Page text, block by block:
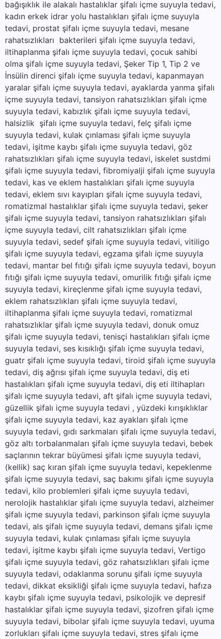
bağışıklık ile alakalı hastalıklar şifalı içme suyuyla tedavi,
kadın erkek idrar yolu hastalıkları şifalı içme suyuyla
tedavi, prostat şifalı içme suyuyla tedavi, mesane
rahatsızlıkları bakterileri şifalı içme suyuyla tedavi,
iltihaplanma şifalı içme suyuyla tedavi, çocuk sahibi
olma şifalı içme suyuyla tedavi, Şeker Tip 1, Tip 2 ve
İnsülin direnci şifalı içme suyuyla tedavi, kapanmayan
yaralar şifalı içme suyuyla tedavi, ayaklarda yanma şifalı
içme suyuyla tedavi, tansiyon rahatsızlıkları şifalı içme
suyuyla tedavi, kabızlık şifalı içme suyuyla tedavi,
halsizlik şifalı içme suyuyla tedavi, felç şifalı içme
suyuyla tedavi, kulak çınlaması şifalı içme suyuyla
tedavi, işitme kaybı şifalı içme suyuyla tedavi, göz
rahatsızlıkları şifalı içme suyuyla tedavi, iskelet sustdmi
şifalı içme suyuyla tedavi, fibromiyalji şifalı içme suyuyla
tedavi, kas ve eklem hastalıkları şifalı içme suyuyla
tedavi, eklem sıvı kayıpları şifalı içme suyuyla tedavi,
romatizmal hastalıklar şifalı içme suyuyla tedavi, şeker
şifalı içme suyuyla tedavi, tansiyon rahatsızlıkları şifalı
içme suyuyla tedavi, cilt rahatsızlıkları şifalı içme
suyuyla tedavi, sedef şifalı içme suyuyla tedavi, vitiligo
şifalı içme suyuyla tedavi, egzama şifalı içme suyuyla
tedavi, mantar bel fıtığı şifalı içme suyuyla tedavi, boyun
fıtığı şifalı içme suyuyla tedavi, omurilik fıtığı şifalı içme
suyuyla tedavi, kireçlenme şifalı içme suyuyla tedavi,
eklem rahatsızlıkları şifalı içme suyuyla tedavi,
iltihaplanma şifalı içme suyuyla tedavi, romatizmal
rahatsızlıklar şifalı içme suyuyla tedavi, donuk omuz
şifalı içme suyuyla tedavi, tenisçi hastalıkları şifalı içme
suyuyla tedavi, ses kısıklığı şifalı içme suyuyla tedavi,
guatr şifalı içme suyuyla tedavi, tiroid şifalı içme suyuyla
tedavi, diş ağrısı şifalı içme suyuyla tedavi, diş eti
hastalıkları şifalı içme suyuyla tedavi, diş eti iltihapları
şifalı içme suyuyla tedavi, aft şifalı içme suyuyla tedavi,
güzellik şifalı içme suyuyla tedavi , yüzdeki kırışıklıklar
şifalı içme suyuyla tedavi, kaz ayakları şifalı içme
suyuyla tedavi, gıdı sarkmaları şifalı içme suyuyla tedavi,
göz altı torbalanmaları şifalı içme suyuyla tedavi, bebek
saçlarının tekrar büyümesi şifalı içme suyuyla tedavi,
(kellik) saç kıran şifalı içme suyuyla tedavi, kepeklenme
şifalı içme suyuyla tedavi, saç bakımı şifalı içme suyuyla
tedavi, kilo problemleri şifalı içme suyuyla tedavi,
nerolojik hastalıklar şifalı içme suyuyla tedavi, alzheimer
şifalı içme suyuyla tedavi, parkinson şifalı içme suyuyla
tedavi, als şifalı içme suyuyla tedavi, demans şifalı içme
suyuyla tedavi, kulak çınlaması şifalı içme suyuyla
tedavi, işitme kaybı şifalı içme suyuyla tedavi, Vertigo
şifalı içme suyuyla tedavi, göz rahatsızlıkları şifalı içme
suyuyla tedavi, odaklanma sorunu şifalı içme suyuyla
tedavi, dikkat eksikliği şifalı içme suyuyla tedavi, hafıza
kaybı şifalı içme suyuyla tedavi, psikolojik ve depresif
hastalıklar şifalı içme suyuyla tedavi, şizofren şifalı içme
suyuyla tedavi, bibolar şifalı içme suyuyla tedavi, uyuma
zorlukları şifalı içme suyuyla tedavi, stres şifalı içme